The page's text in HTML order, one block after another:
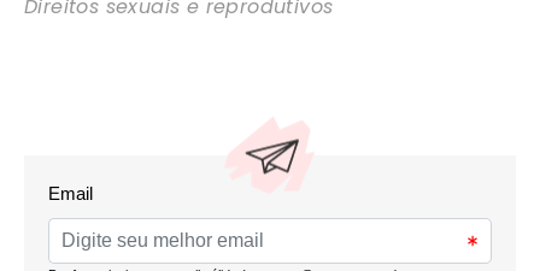
Direitos sexuais e reprodutivos